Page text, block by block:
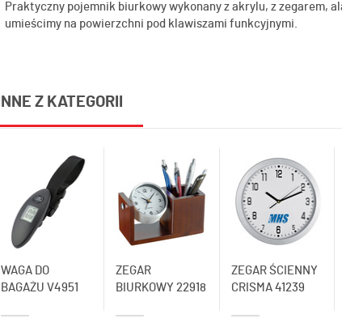
Praktyczny pojemnik biurkowy wykonany z akrylu, z zegarem,
umieścimy na powierzchni pod klawiszami funkcyjnymi.
INNE Z KATEGORII
WAGA DO
BAGAŻU V4951
ZEGAR
BIURKOWY 22918
ZEGAR ŚCIENNY
CRISMA 41239